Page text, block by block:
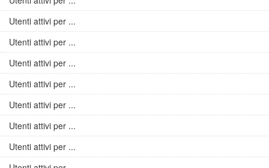
Utenti attivi per ...
Utenti attivi per ...
Utenti attivi per ...
Utenti attivi per ...
Utenti attivi per ...
Utenti attivi per ...
Utenti attivi per ...